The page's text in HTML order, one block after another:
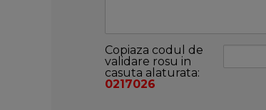
Copiaza codul de
validare rosu in
casuta alaturata:
0217026